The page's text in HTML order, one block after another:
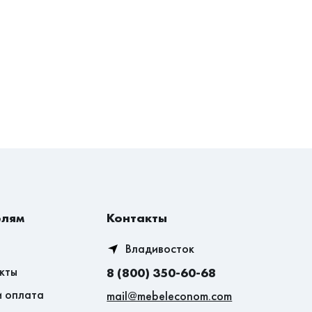
оплата
Контакты
Владивосток
8 (800) 350-60-68
mail@mebeleconom.com